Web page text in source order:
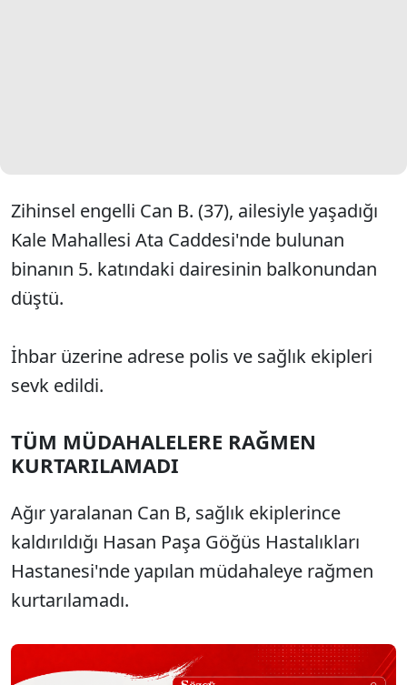
Zihinsel engelli Can B. (37), ailesiyle yaşadığı
Kale Mahallesi Ata Caddesi'nde bulunan
binanın 5. katındaki dairesinin balkonundan
düştü.
İhbar üzerine adrese polis ve sağlık ekipleri
sevk edildi.
TÜM MÜDAHALELERE RAĞMEN
KURTARILAMADI
Ağır yaralanan Can B, sağlık ekiplerince
kaldırıldığı Hasan Paşa Göğüs Hastalıkları
Hastanesi'nde yapılan müdahaleye rağmen
kurtarılamadı.